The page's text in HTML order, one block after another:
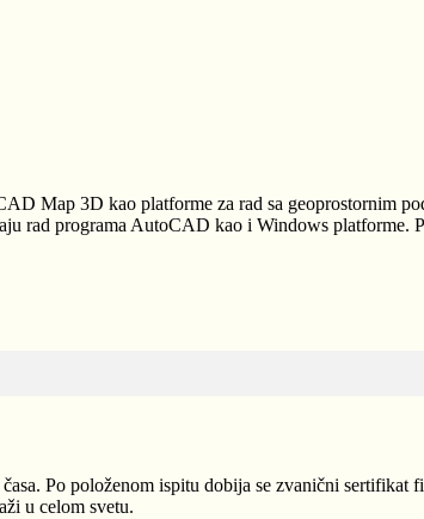
Map 3D kao platforme za rad sa geoprostornim
rad programa AutoCAD kao i Windows platforme.
Po položenom ispitu dobija se zvanični
u celom svetu.